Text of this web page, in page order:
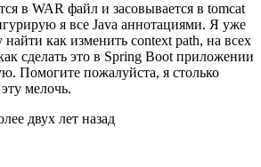
в WAR файл и засовывается в tomcat
я все Java аннотациями. Я уже
как изменить context path, на всех
сделать это в Spring Boot приложении
Помогите пожалуйста, я столько
мелочь.
двух лет назад